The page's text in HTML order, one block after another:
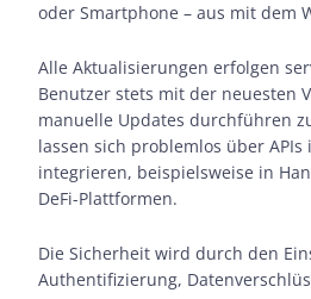
oder Smartphone – aus mit dem
Alle Aktualisierungen erfolgen
Benutzer stets mit der neuesten
manuelle Updates durchführen
lassen sich problemlos über APIs
integrieren, beispielsweise in
DeFi-Plattformen.
Die Sicherheit wird durch den
Authentifizierung,